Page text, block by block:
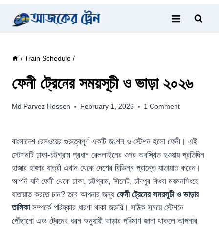
/ Train Schedule /
ফেনী ট্রেনের সময়সূচী ও ভাড়া ২০২৬
Md Parvez Hossen February 1, 2026 1 Comment
বাংলাদেশ রেলওয়ের গুরুত্বপূর্ণ একটি জংশন ও স্টেশন হলো ফেনী। এই
স্টেশনটি ঢাকা-চট্টগ্রাম প্রধান রেললাইনের ওপর অবস্থিত হওয়ায় প্রতিদিন
হাজার হাজার যাত্রী এখান থেকে দেশের বিভিন্ন প্রান্তে যাতায়াত করেন।
আপনি যদি ফেনী থেকে ঢাকা, চট্টগ্রাম, সিলেট, চাঁদপুর কিংবা ময়মনসিংহে
যাতায়াত করতে চান? তবে আপনার জন্য ফেনী ট্রেনের সময়সূচী ও ভাড়ার
তালিকাসম্পর্কে পরিষ্কার ধারণা থাকা জরুরি। সঠিক সময়ে স্টেশনে
পৌঁছানো এবং ট্রেনের ধরন অনুযায়ী ভাড়ার পরিমাণ জানা থাকলে আপনার